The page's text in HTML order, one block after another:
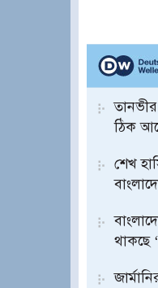
তানভীর
ঠিক
শেখ
থাকছে